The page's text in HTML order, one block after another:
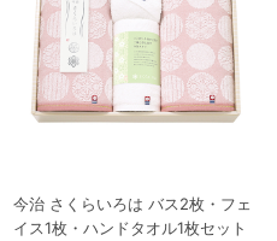
今治 さくらいろは バス2枚・フェ
イス1枚・ハンドタオル1枚セット